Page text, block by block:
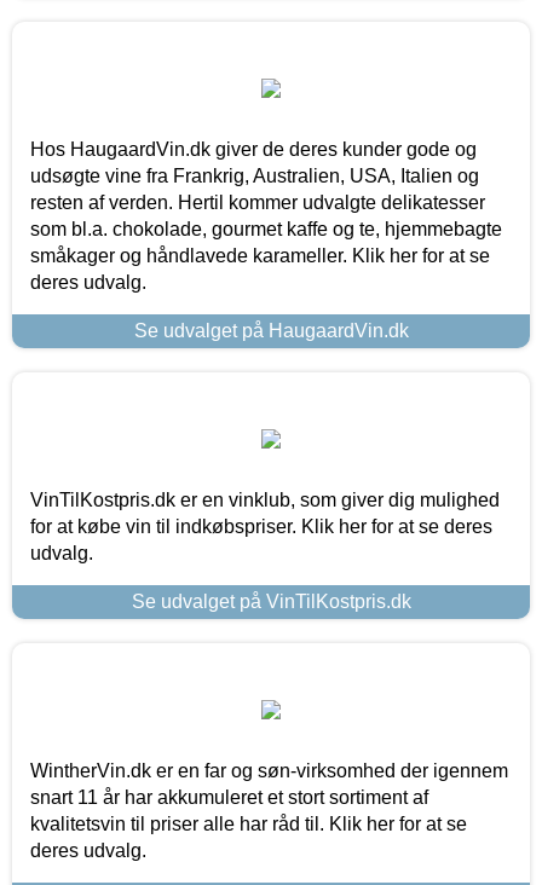
Hos HaugaardVin.dk giver de deres kunder gode og
udsøgte vine fra Frankrig, Australien, USA, Italien og
resten af verden. Hertil kommer udvalgte delikatesser
som bl.a. chokolade, gourmet kaffe og te, hjemmebagte
småkager og håndlavede karameller. Klik her for at se
deres udvalg.
Se udvalget på HaugaardVin.dk
VinTilKostpris.dk er en vinklub, som giver dig mulighed
for at købe vin til indkøbspriser. Klik her for at se deres
udvalg.
Se udvalget på VinTilKostpris.dk
WintherVin.dk er en far og søn-virksomhed der igennem
snart 11 år har akkumuleret et stort sortiment af
kvalitetsvin til priser alle har råd til. Klik her for at se
deres udvalg.